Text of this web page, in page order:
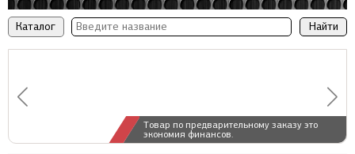
Каталог
Товар по предварительному заказу это
экономия финансов.